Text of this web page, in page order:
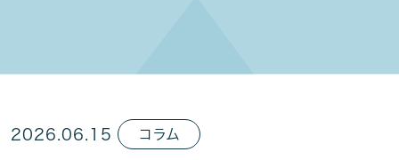
2026.06.15 コラム